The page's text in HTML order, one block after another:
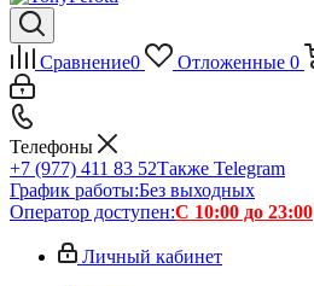
Сравнение0 Отложенные 0
Телефоны
+7 (977) 411 83 52Также Telegram
График работы:Без выходных
Оператор доступен:С 10:00 до 23:00
Личный кабинет